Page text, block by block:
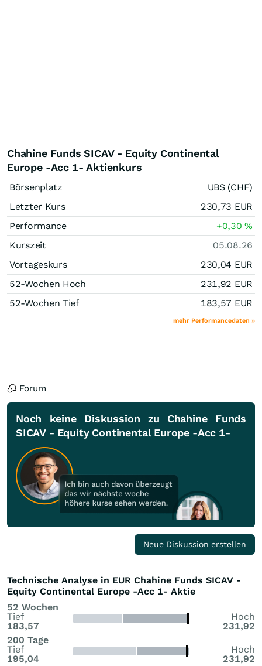
Chahine Funds SICAV - Equity Continental
Europe -Acc 1- Aktienkurs
Börsenplatz
UBS (CHF)
Letzter Kurs
230,73 EUR
Performance
+0,30%
Kurszeit
05.08.26
Vortageskurs
230,04 EUR
52-Wochen Hoch
231,92 EUR
52-Wochen Tief
183,57 EUR
mehr Performancedaten »
Forum
Noch keine Diskussion zu Chahine Funds
SICAV - Equity Continental Europe -Acc 1-
Neue Diskussion erstellen
Technische Analyse in EUR Chahine Funds SICAV -
Equity Continental Europe -Acc 1- Aktie
52 Wochen
Tief
183,57
Hoch
231,92
200 Tage
Tief
195,04
Hoch
231,92